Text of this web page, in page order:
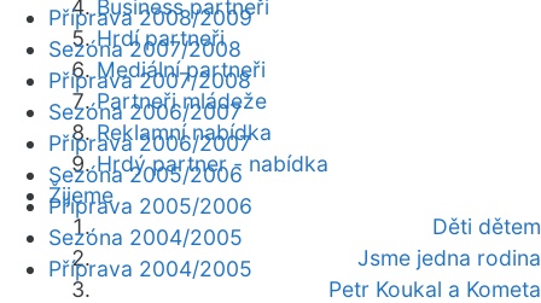
Business partneři
Hrdí partneři
Mediální partneři
Partneři mládeže
Reklamní nabídka
Hrdý partner - nabídka
Žijeme
Děti dětem
Jsme jedna rodina
Petr Koukal a Kometa
Příprava 2008/2009
Sezóna 2007/2008
Příprava 2007/2008
Sezóna 2006/2007
Příprava 2006/2007
Sezóna 2005/2006
Příprava 2005/2006
Sezóna 2004/2005
Příprava 2004/2005